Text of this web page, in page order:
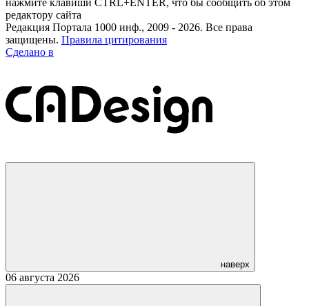
редактору сайта
Редакция Портала 1000 инф., 2009 - 2026. Все права
защищены. Правила цитирования
Сделано в
наверх
06 августа 2026